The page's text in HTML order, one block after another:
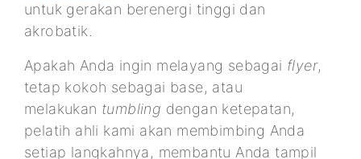
untuk gerakan berenergi tinggi dan
akrobatik.
Apakah Anda ingin melayang sebagai flyer,
tetap kokoh sebagai base, atau
melakukan tumbling dengan ketepatan,
pelatih ahli kami akan membimbing Anda
setiap langkahnya, membantu Anda tampil